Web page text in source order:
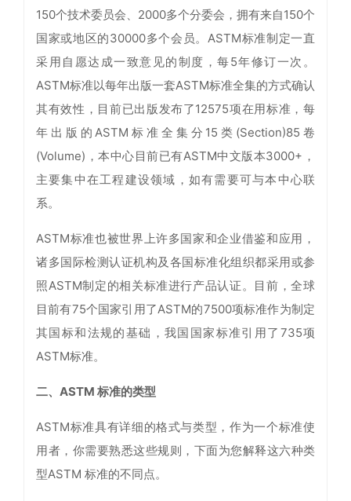
150个技术委员会、2000多个分委会，拥有来自150个
国家或地区的30000多个会员。ASTM标准制定一直
采用自愿达成一致意见的制度，每5年修订一次。
ASTM标准以每年出版一套ASTM标准全集的方式确认
其有效性，目前已出版发布了12575项在用标准，每
年出版的ASTM标准全集分15类(Section)85卷
(Volume)，本中心目前已有ASTM中文版本3000+，
主要集中在工程建设领域，如有需要可与本中心联
系。
ASTM标准也被世界上许多国家和企业借鉴和应用，
诸多国际检测认证机构及各国标准化组织都采用或参
照ASTM制定的相关标准进行产品认证。目前，全球
目前有75个国家引用了ASTM的7500项标准作为制定
其国标和法规的基础，我国国家标准引用了735项
ASTM标准。
二、ASTM 标准的类型
ASTM标准具有详细的格式与类型，作为一个标准使
用者，你需要熟悉这些规则，下面为您解释这六种类
型ASTM 标准的不同点。